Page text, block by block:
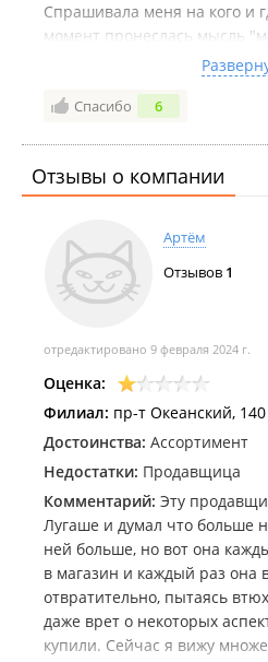
Спрашивала меня на кого и
момент пронеслась мысль
паспорта показать?" в
сбежала из этого магазина.
внимательнее при наборе
Спасибо 6
Отзывы о компании
Артём
Отзывов 1
отредактировано 9 февраля 2024 г.
Оценка:
Филиал: пр-т Океанский, 140
Достоинства: Ассортимент
Недостатки: Продавщица
Комментарий: Эту
Лугаше и думал что больше
ней больше, но вот она
в магазин и каждый раз она
отвратительно, пытаясь
даже врет о некоторых
купили. Сейчас я вижу